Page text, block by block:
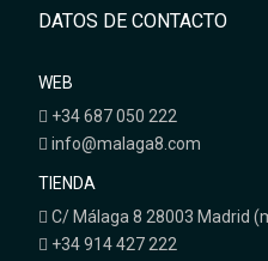
DATOS DE CONTACTO
WEB
+34 687 050 222
info@malaga8.com
TIENDA
C/ Málaga 8 28003 Madrid
+34 914 427 222